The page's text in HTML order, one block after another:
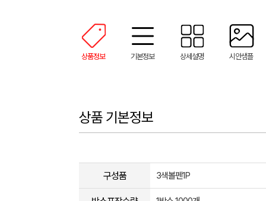
상품정보 기본정보 상세설명 시안샘플
상품 기본정보
구성품 3색볼펜1P